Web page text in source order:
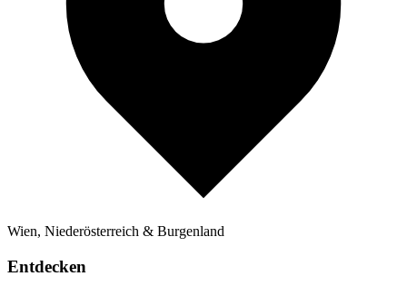
Wien, Niederösterreich & Burgenland
Entdecken